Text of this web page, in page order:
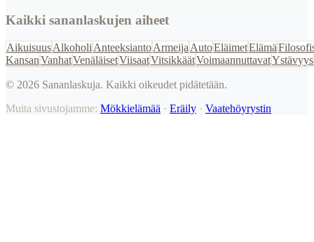
Kaikki sananlaskujen aiheet
AikuisuusAlkoholi AnteeksiantoArmeija AutoEläimetElämä
KansanVanhatVenäläisetViisaatVitsikkäätVoimaannuttavatYstävyys
© 2026 Sananlaskuja. Kaikki oikeudet pidätetään.
Muita sivustojamme: Mökkielämää · Eräily · Vaatehöyrystin